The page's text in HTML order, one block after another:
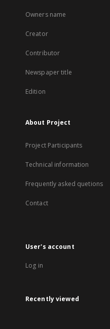
Owners name
Creator
Contributor
Newspaper title
Edition
About Project
Project Participants
Technical information
Frequently asked quetions
Contact
User's account
Log in
Recently viewed